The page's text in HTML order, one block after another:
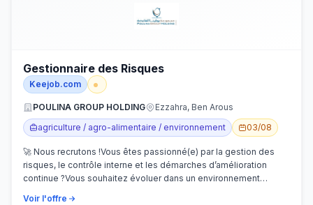
Gestionnaire des Risques
Keejob.com
POULINA GROUP HOLDING
Ezzahra, Ben Arous
agriculture / agro-alimentaire / environnement
03/08
🚀 Nous recrutons !Vous êtes passionné(e) par la gestion des
risques, le contrôle interne et les démarches d’amélioration
continue ?Vous souhaitez évoluer dans un environnement
Voir l'offre